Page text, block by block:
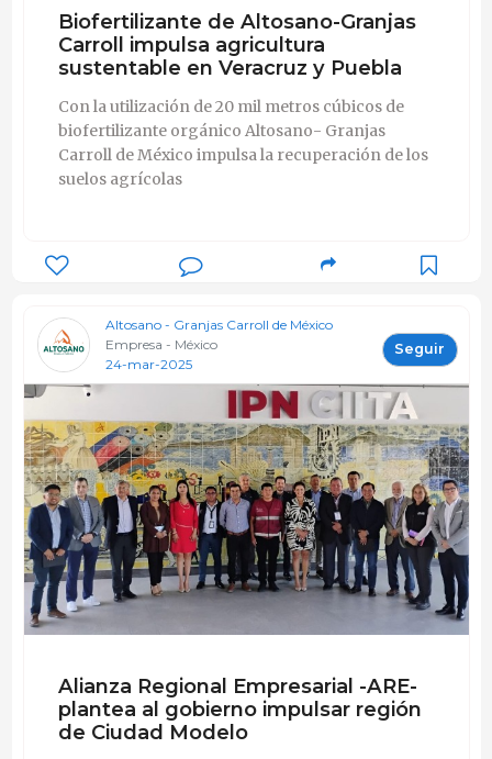
Biofertilizante de Altosano-Granjas
Carroll impulsa agricultura
sustentable en Veracruz y Puebla
Con la utilización de 20 mil metros cúbicos de
biofertilizante orgánico Altosano- Granjas
Carroll de México impulsa la recuperación de los
suelos agrícolas
Altosano - Granjas Carroll de México
Empresa - México
24-mar-2025
Seguir
Alianza Regional Empresarial -ARE-
plantea al gobierno impulsar región
de Ciudad Modelo